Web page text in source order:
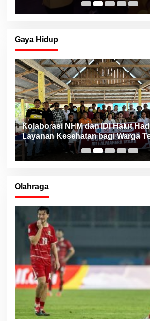
Gaya Hidup
Kolaborasi NHM dan IDI Halut
Layanan Kesehatan bagi Warga
Bencana Kao Barat
Olahraga